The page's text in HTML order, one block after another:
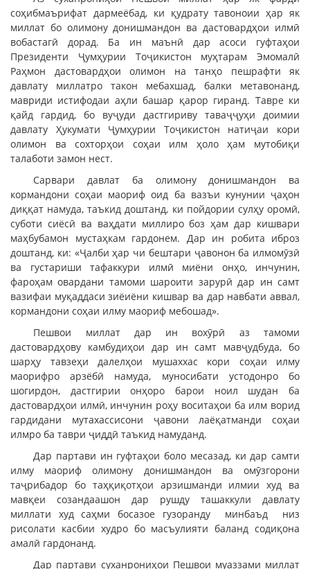
соҳибмаърифат дармеёбад, ки қудрату тавоноии ҳар як
миллат бо олимону донишмандон ва дастовардҳои илмӣ
вобастагӣ дорад. Ба ин маънӣ дар асоси гуфтаҳои
Президенти Ҷумҳурии Тоҷикистон муҳтарам Эмомалӣ
Раҳмон дастовардҳои олимон на танҳо пешрафти як
давлату миллатро такон мебахшад, балки метавонанд,
мавриди истифодаи аҳли башар қарор гиранд. Тавре ки
қайд гардид, бо вуҷуди дастгириву таваҷҷуҳи доимии
давлату Ҳукумати Ҷумҳурии Тоҷикистон натиҷаи кори
олимон ва сохторҳои соҳаи илм ҳоло ҳам мутобиқи
талаботи замон нест.
Сарвари давлат ба олимону донишмандон ва
кормандони соҳаи маориф оид ба вазъи кунунии ҷаҳон
диққат намуда, таъкид доштанд, ки пойдории сулҳу оромӣ,
суботи сиёсӣ ва ваҳдати миллиро боз ҳам дар кишвари
маҳбубамон мустаҳкам гардонем. Дар ин робита иброз
доштанд, ки: «Ҷалби ҳар чи бештари ҷавонон ба илмомӯзӣ
ва густариши тафаккури илмӣ миёни онҳо, инчунин,
фароҳам овардани тамоми шароити зарурӣ дар ин самт
вазифаи муқаддаси зиёиёни кишвар ва дар навбати аввал,
кормандони соҳаи илму маориф мебошад».
Пешвои миллат дар ин вохӯрӣ аз тамоми
дастовардҳову камбудиҳои дар ин самт мавҷудбуда, бо
шарҳу тавзеҳи далелҳои мушаххас кори соҳаи илму
маорифро арзёбӣ намуда, муносибати устодонро бо
шогирдон, дастгирии онҳоро барои ноил шудан ба
дастовардҳои илмӣ, инчунин роҳу воситаҳои ба илм ворид
гардидани мутахассисони ҷавони лаёқатманди соҳаи
илмро ба таври ҷиддӣ таъкид намуданд.
Дар партави ин гуфтаҳои боло месазад, ки дар самти
илму маориф олимону донишмандон ва омӯзгорони
таҷрибадор бо таҳқиқотҳои арзишманди илмии худ ва
мавқеи созандаашон дар рушду ташаккули давлату
миллати худ саҳми босазое гузоранду минбаъд низ
рисолати касбии худро бо масъулияти баланд содиқона
амалӣ гардонанд.
Дар партави суханрониҳои Пешвои муаззами миллат